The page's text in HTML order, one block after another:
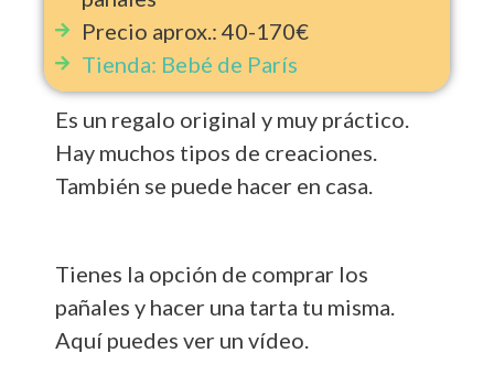
Precio aprox.: 40-170€
Tienda: Bebé de París
Es un regalo original y muy práctico.
Hay muchos tipos de creaciones.
También se puede hacer en casa.
Tienes la opción de comprar los
pañales y hacer una tarta tu misma.
Aquí puedes ver un vídeo.